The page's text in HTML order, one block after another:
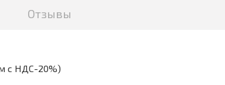
Отзывы
с НДС-20%)